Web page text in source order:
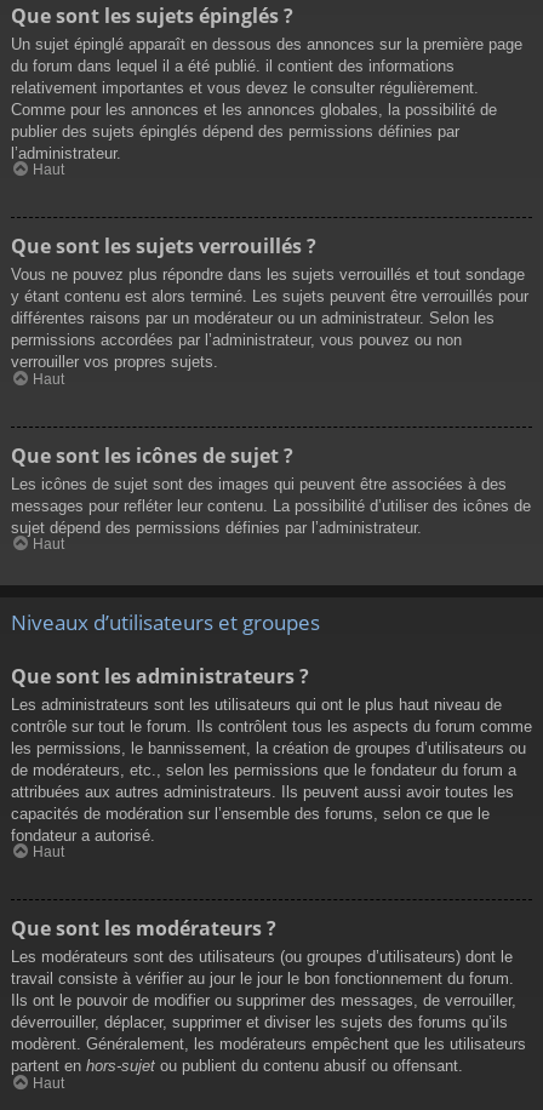
Que sont les sujets épinglés ?
Un sujet épinglé apparaît en dessous des annonces sur la première page
du forum dans lequel il a été publié. il contient des informations
relativement importantes et vous devez le consulter régulièrement.
Comme pour les annonces et les annonces globales, la possibilité de
publier des sujets épinglés dépend des permissions définies par
l’administrateur.
Haut
Que sont les sujets verrouillés ?
Vous ne pouvez plus répondre dans les sujets verrouillés et tout sondage
y étant contenu est alors terminé. Les sujets peuvent être verrouillés pour
différentes raisons par un modérateur ou un administrateur. Selon les
permissions accordées par l’administrateur, vous pouvez ou non
verrouiller vos propres sujets.
Haut
Que sont les icônes de sujet ?
Les icônes de sujet sont des images qui peuvent être associées à des
messages pour refléter leur contenu. La possibilité d’utiliser des icônes de
sujet dépend des permissions définies par l’administrateur.
Haut
Niveaux d’utilisateurs et groupes
Que sont les administrateurs ?
Les administrateurs sont les utilisateurs qui ont le plus haut niveau de
contrôle sur tout le forum. Ils contrôlent tous les aspects du forum comme
les permissions, le bannissement, la création de groupes d’utilisateurs ou
de modérateurs, etc., selon les permissions que le fondateur du forum a
attribuées aux autres administrateurs. Ils peuvent aussi avoir toutes les
capacités de modération sur l’ensemble des forums, selon ce que le
fondateur a autorisé.
Haut
Que sont les modérateurs ?
Les modérateurs sont des utilisateurs (ou groupes d’utilisateurs) dont le
travail consiste à vérifier au jour le jour le bon fonctionnement du forum.
Ils ont le pouvoir de modifier ou supprimer des messages, de verrouiller,
déverrouiller, déplacer, supprimer et diviser les sujets des forums qu’ils
modèrent. Généralement, les modérateurs empêchent que les utilisateurs
partent en hors-sujet ou publient du contenu abusif ou offensant.
Haut